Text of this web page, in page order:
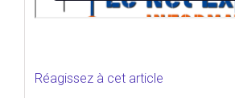
Réagissez à cet article